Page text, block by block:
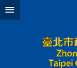
跳到主要內容區塊